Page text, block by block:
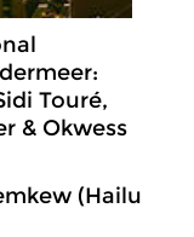
Touré,
& Okwess
(Hailu